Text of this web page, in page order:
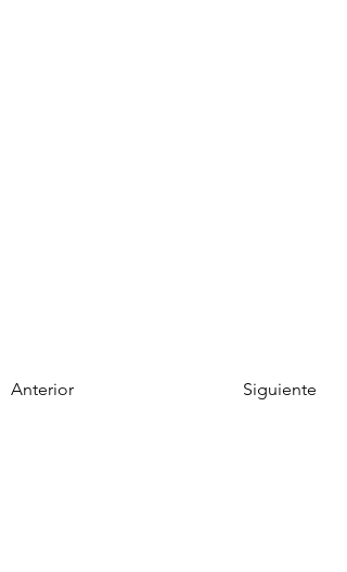
Anterior Siguiente